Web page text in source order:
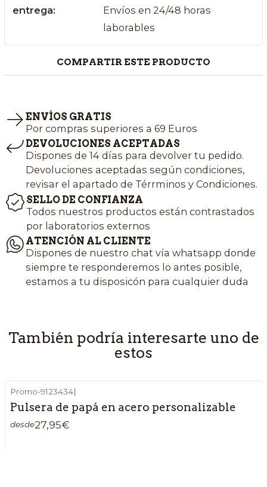
entrega:
Envíos en 24/48 horas
laborables
COMPARTIR ESTE PRODUCTO
ENVÍOS GRATIS
Por compras superiores a 69 Euros
DEVOLUCIONES ACEPTADAS
Dispones de 14 días para devolver tu pedido.
Devoluciones aceptadas según condiciones,
revisar el apartado de Térrminos y Condiciones.
SELLO DE CONFIANZA
Todos nuestros productos están contrastados
por laboratorios externos
ATENCIÓN AL CLIENTE
Dispones de nuestro chat vía whatsapp donde
siempre te responderemos lo antes posible,
estamos a tu disposicón para cualquier duda
También podría interesarte uno de
estos
Promo-9123434|
Pulsera de papá en acero personalizable
desde27,95€